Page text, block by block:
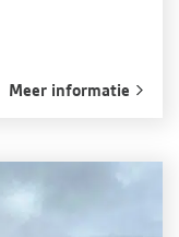
Meer informatie